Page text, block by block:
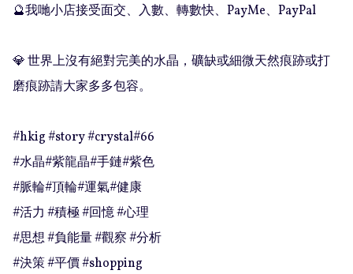
🔮我哋小店接受面交、入數、轉數快、PayMe、PayPal
💎 世界上沒有絕對完美的水晶，礦缺或細微天然痕跡或打
磨痕跡請大家多多包容。
#hkig #story #crystal#66
#水晶#紫龍晶#手鏈#紫色
#脈輪#頂輪#運氣#健康
#活力 #積極 #回憶 #心理
#思想 #負能量 #觀察 #分析
#決策 #平價 #shopping